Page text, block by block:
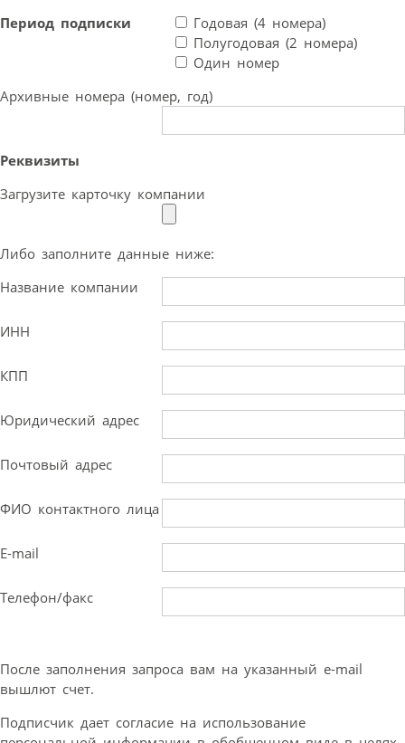
Период подписки
Годовая (4 номера)
Полугодовая (2 номера)
Один номер
Архивные номера (номер, год)
Реквизиты
Загрузите карточку компании
Либо заполните данные ниже:
Название компании
ИНН
КПП
Юридический адрес
Почтовый адрес
ФИО контактного лица
E-mail
Телефон/факс
После заполнения запроса вам на указанный e-mail
вышлют счет.
Подписчик дает согласие на использование